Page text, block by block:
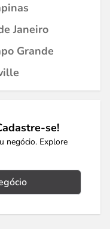
Janeiro
Grande
se!
negócio. Explore